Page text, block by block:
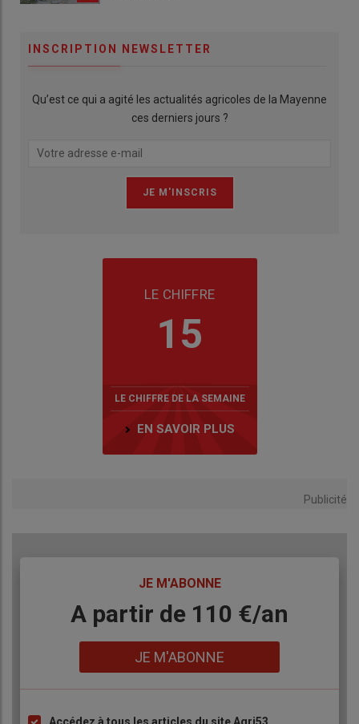
INSCRIPTION NEWSLETTER
Qu’est ce qui a agité les actualités agricoles de la Mayenne
ces derniers jours ?
LE CHIFFRE
15
LE CHIFFRE DE LA SEMAINE
EN SAVOIR PLUS
Publicité
JE M'ABONNE
BodyA partir de 110 €/an
JE M'ABONNE